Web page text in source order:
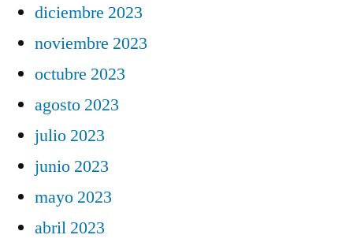
diciembre 2023
noviembre 2023
octubre 2023
agosto 2023
julio 2023
junio 2023
mayo 2023
abril 2023